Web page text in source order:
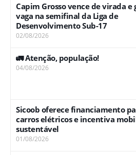
Capim Grosso vence de virada e
vaga na semifinal da Liga de
Desenvolvimento Sub-17
02/08/2026
🚛 Atenção, população!
04/08/2026
Sicoob oferece financiamento
carros elétricos e incentiva
sustentável
01/08/2026